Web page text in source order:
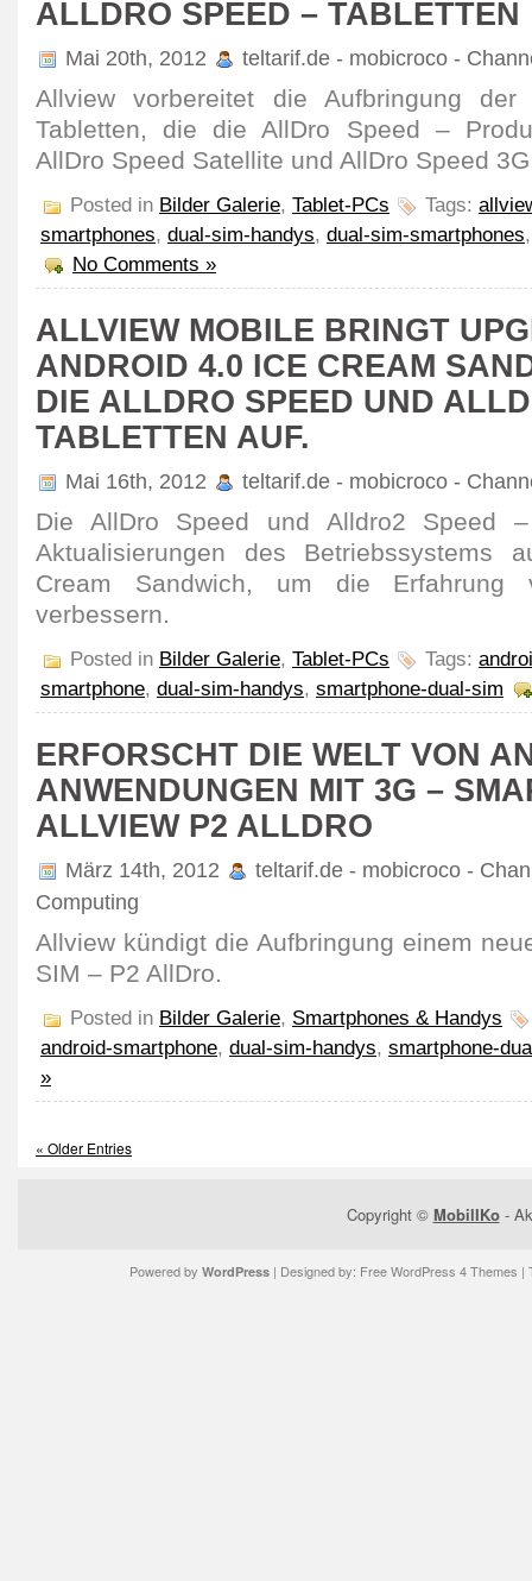
ALLDRO SPEED – TABLETTEN
Mai 20th, 2012 teltarif.de - mobicroco -
Allview vorbereitet die Aufbringung
Tabletten, die die AllDro Speed –
AllDro Speed Satellite und AllDro Speed
Posted in Bilder Galerie, Tablet-PCs Tags:
smartphones, dual-sim-handys, dual-sim-smartphones
No Comments »
ALLVIEW MOBILE BRINGT
ANDROID 4.0 ICE CREAM
DIE ALLDRO SPEED UND
TABLETTEN AUF.
Mai 16th, 2012 teltarif.de - mobicroco -
Die AllDro Speed und Alldro2 Speed
Aktualisierungen des Betriebssystems
Cream Sandwich, um die Erfahrung
verbessern.
Posted in Bilder Galerie, Tablet-PCs Tags:
smartphone, dual-sim-handys, smartphone-dual-sim
ERFORSCHT DIE WELT VON
ANWENDUNGEN MIT 3G –
ALLVIEW P2 ALLDRO
März 14th, 2012
teltarif.de - mobicroco -
Computing
Allview kündigt die Aufbringung einem
SIM – P2 AllDro.
Posted in Bilder Galerie, Smartphones & Handys
android-smartphone, dual-sim-handys, smartphone-
»
« Older Entries
Copyright © MobilIKo-
Powered by WordPress| Designed by: Free WordPress 4 Themes |